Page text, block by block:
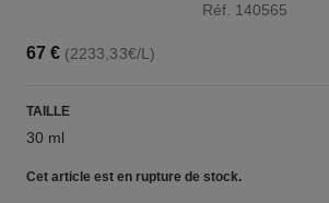
Réf. 140565
67 € (2233,33€/L)
TAILLE
30 ml
Cet article est en rupture de stock.